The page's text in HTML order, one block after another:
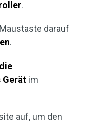
.
darauf
.
Gerät im
auf, um den